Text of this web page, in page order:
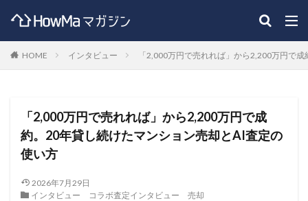
HOME インタビュー 「2,000万円で売れれば」から2,200万円で
「2,000万円で売れれば」から2,200万円で成
約。20年貸し続けたマンション売却とAI査定の
使い方
2026年7月29日
インタビュー
コラボ査定インタビュー 売却